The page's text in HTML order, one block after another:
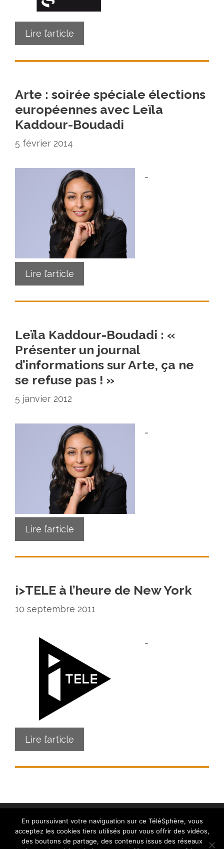
Lire l’article
Arte : soirée spéciale élections
européennes avec Leïla
Kaddour-Boudadi
5 février 2014
…
Lire l’article
Leïla Kaddour-Boudadi : «
Présenter un journal
d’informations sur Arte, ça ne
se refuse pas ! »
5 janvier 2012
…
Lire l’article
i>TELE à l’heure de New York
10 septembre 2011
…
Lire l’article
En poursuivant votre naviguation sur ce TéléSphère, vous
acceptez les cookies tiers utilisés pour vous offrir des vidéos,
des boutons de partage, des contenus issus des réseaux